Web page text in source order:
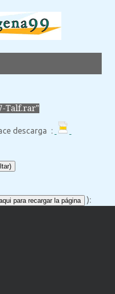
Talf.rar"
descarga :
para recargar la página ):